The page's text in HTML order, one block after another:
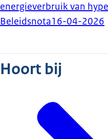
energieverbruik van
Beleidsnota16-04-2026
Hoort bij